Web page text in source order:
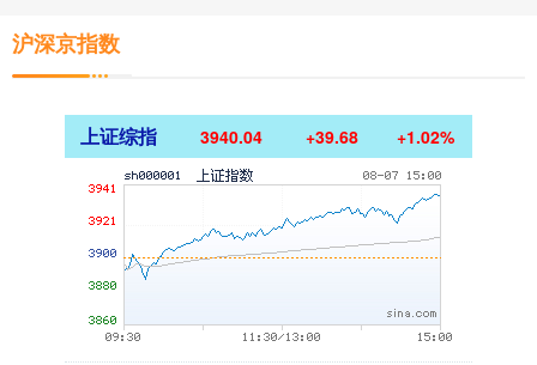
沪深京指数
上证综指 3940.04 +39.68 +1.02%